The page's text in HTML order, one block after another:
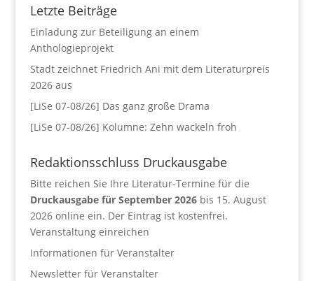
Letzte Beiträge
Einladung zur Beteiligung an einem
Anthologieprojekt
Stadt zeichnet Friedrich Ani mit dem Literaturpreis
2026 aus
[LiSe 07-08/26] Das ganz große Drama
[LiSe 07-08/26] Kolumne: Zehn wackeln froh
Redaktionsschluss Druckausgabe
Bitte reichen Sie Ihre Literatur-Termine für die
Druckausgabe für September 2026bis 15. August
2026 online ein. Der Eintrag ist kostenfrei.
Veranstaltung einreichen
Informationen für Veranstalter
Newsletter für Veranstalter